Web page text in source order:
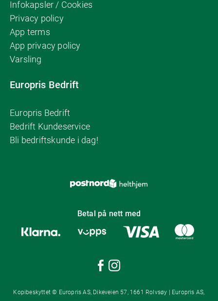
Infokapsler / Cookies
Privacy policy
App terms
App privacy policy
Varsling
Europris Bedrift
Europris Bedrift
Bedrift Kundeservice
Bli bedriftskunde i dag!
Betal på nett med
Kopibeskyttet © Europris AS, Dikeveien 57, 1661 Rolvsøy | Europris AS,